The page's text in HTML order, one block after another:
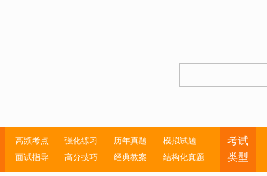
高频考点 强化练习 历年真题
模拟试题
面试指导
高分技巧 经典教案 结构化真题
考试
类型